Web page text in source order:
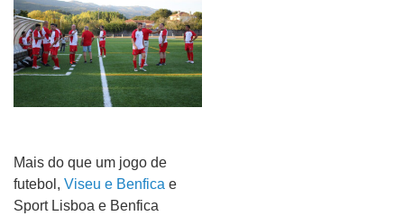
Mais do que um jogo de
futebol, Viseu e Benfica e
Sport Lisboa e Benfica